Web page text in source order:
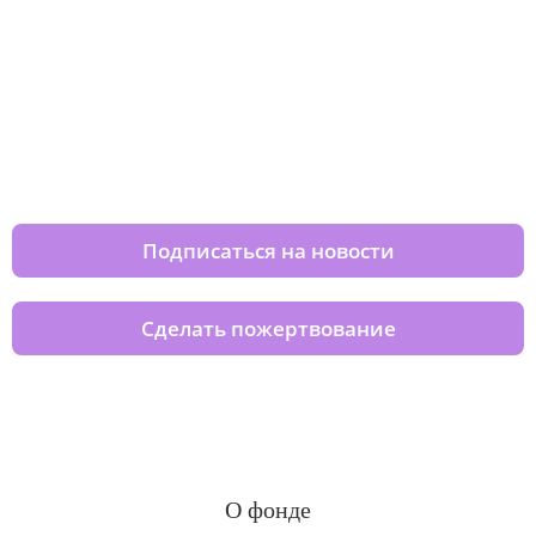
Подписаться на новости
Сделать пожертвование
О фонде